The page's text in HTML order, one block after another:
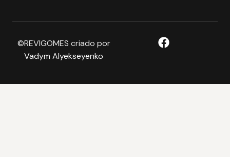
©REVIGOMES criado por
Vadym Alyekseyenko